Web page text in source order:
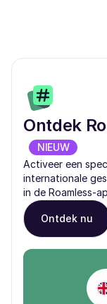
Ontdek
NIEUW
Activeer een
internationale
in de Roamless-
Ontdek nu